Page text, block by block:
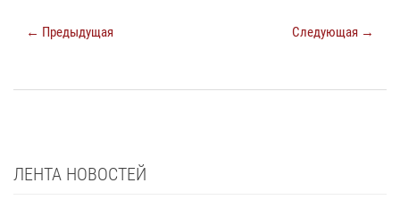
← Предыдущая Следующая →
ЛЕНТА НОВОСТЕЙ